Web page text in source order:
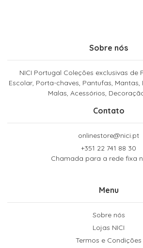
Sobre nós
NICI Portugal Coleções exclusivas de
Escolar, Porta-chaves, Pantufas, Mantas,
Malas, Acessórios,
Contato
onlinestore@nici.pt
+351 22 741 88 30
Chamada para a rede fixa
Menu
Sobre nós
Lojas NICI
Termos e Condições